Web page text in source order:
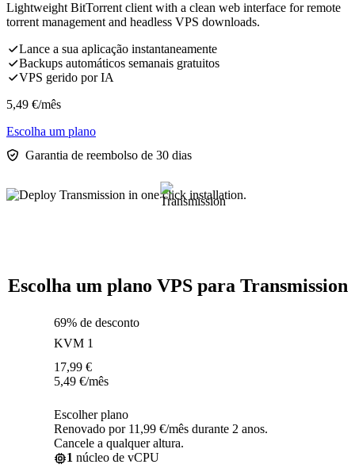
Lightweight BitTorrent client with a clean web interface for remote
torrent management and headless VPS downloads.
Lance a sua aplicação instantaneamente
Backups automáticos semanais gratuitos
VPS gerido por IA
5,49 €/mês
Escolha um plano
Garantia de reembolso de 30 dias
Escolha um plano VPS para Transmission
69% de desconto
KVM 1
17,99 €
5,49 €/mês
Escolher plano
Renovado por 11,99 €/mês durante 2 anos.
Cancele a qualquer altura.
1 núcleo de vCPU